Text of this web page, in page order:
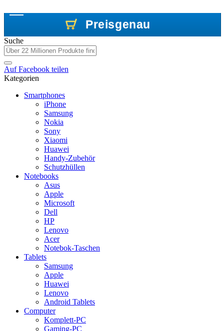
Preisgenau
Preisgenau
Preisgenau
Suche
AufFacebook teilen
Kategorien
Smartphones
iPhone
Samsung
Nokia
Sony
Xiaomi
Huawei
Handy-Zubehör
Schutzhüllen
Notebooks
Asus
Apple
Microsoft
Dell
HP
Lenovo
Acer
Notebok-Taschen
Tablets
Samsung
Apple
Huawei
Lenovo
Android Tablets
Computer
Komplett-PC
Gaming-PC